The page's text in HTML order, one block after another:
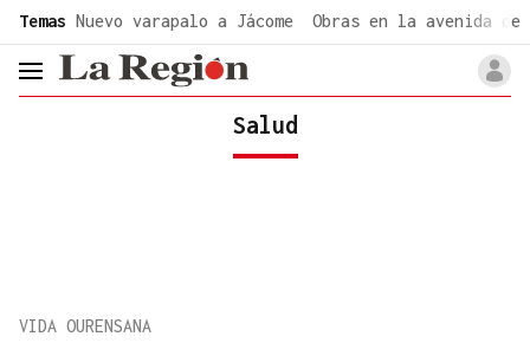
Temas Nuevo varapalo a Jácome Obras en la avenida de
header.menu.open
Salud
VIDA OURENSANA